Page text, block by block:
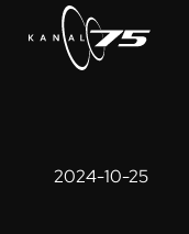
2024-10-25